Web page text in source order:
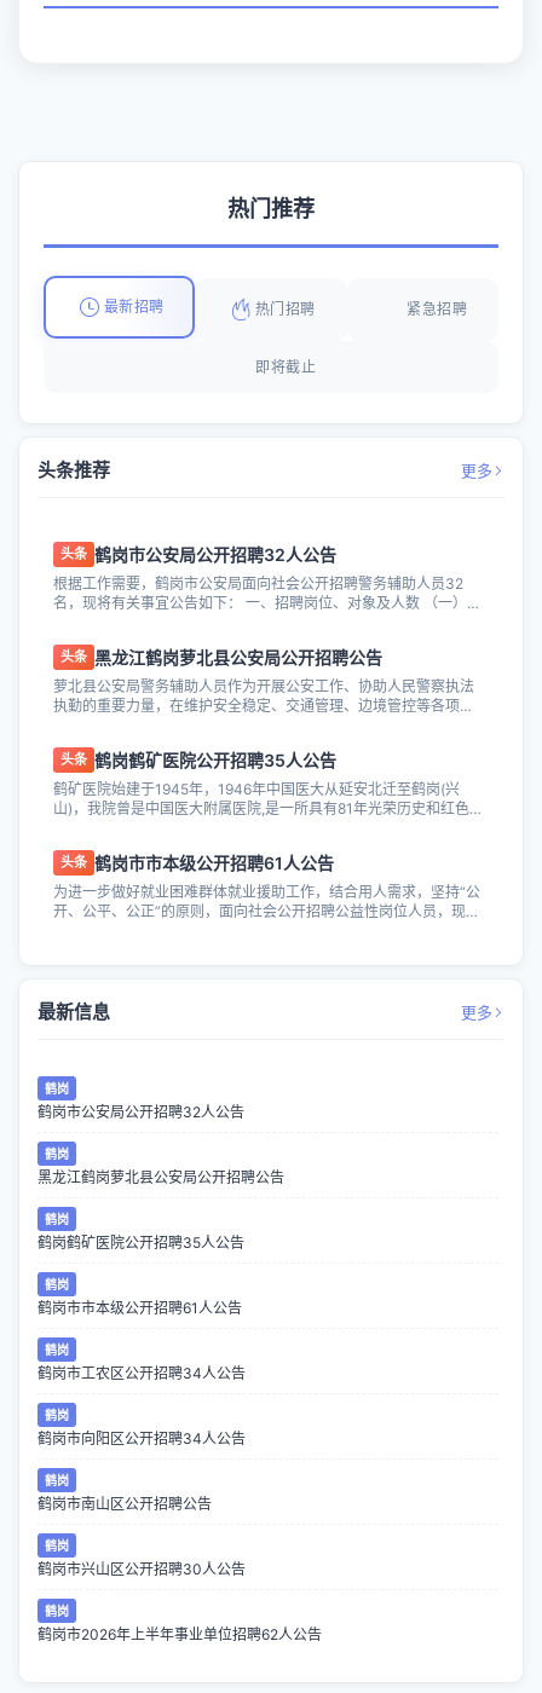
热门推荐
最新招聘 热门招聘 紧急招聘
即将截止
头条推荐 更多
头条 鹤岗市公安局公开招聘32人公告
根据工作需要，鹤岗市公安局面向社会公开招聘警务辅助人员32
名，现将有关事宜公告如下： 一、招聘岗位、对象及人数 （一）基
头条 黑龙江鹤岗萝北县公安局公开招聘公告
萝北县公安局警务辅助人员作为开展公安工作、协助人民警察执法
执勤的重要力量，在维护安全稳定、交通管理、边境管控等各项工
头条 鹤岗鹤矿医院公开招聘35人公告
鹤矿医院始建于1945年，1946年中国医大从延安北迁至鹤岗(兴
山)，我院曾是中国医大附属医院,是一所具有81年光荣历史和红色
头条 鹤岗市市本级公开招聘61人公告
为进一步做好就业困难群体就业援助工作，结合用人需求，坚持“公
开、公平、公正”的原则，面向社会公开招聘公益性岗位人员，现将
最新信息 更多
鹤岗
鹤岗市公安局公开招聘32人公告
鹤岗
黑龙江鹤岗萝北县公安局公开招聘公告
鹤岗
鹤岗鹤矿医院公开招聘35人公告
鹤岗
鹤岗市市本级公开招聘61人公告
鹤岗
鹤岗市工农区公开招聘34人公告
鹤岗
鹤岗市向阳区公开招聘34人公告
鹤岗
鹤岗市南山区公开招聘公告
鹤岗
鹤岗市兴山区公开招聘30人公告
鹤岗
鹤岗市2026年上半年事业单位招聘62人公告